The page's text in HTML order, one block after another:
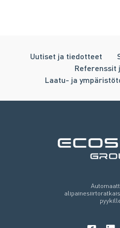
Uutiset ja tiedotteet
Referenssit
Laatu- ja